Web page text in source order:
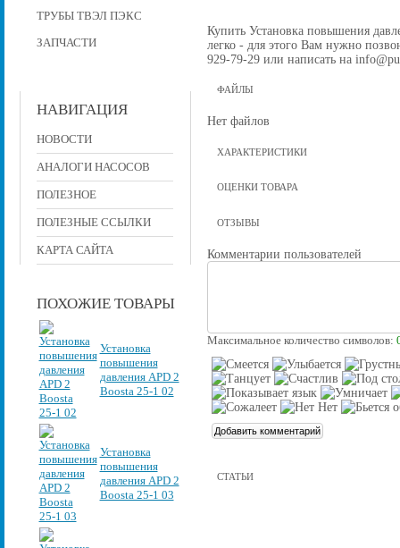
ТРУБЫ ТВЭЛ ПЭКС
ЗАПЧАСТИ
НАВИГАЦИЯ
НОВОСТИ
АНАЛОГИ НАСОСОВ
ПОЛЕЗНОЕ
ПОЛЕЗНЫЕ ССЫЛКИ
КАРТА САЙТА
ПОХОЖИЕ ТОВАРЫ
Установка
повышения
давления APD 2
Boosta 25-1 02
Установка
повышения
давления APD 2
Boosta 25-1 03
Купить Установка повышения
легко - для этого Вам нужно
929-79-29 или написать на
ФАЙЛЫ
Нет файлов
ХАРАКТЕРИСТИКИ
ОЦЕНКИ ТОВАРА
ОТЗЫВЫ
Комментарии пользователей
Максимальное количество символов:
СТАТЬИ